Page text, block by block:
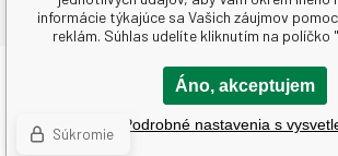
Copyright © 2026 REVILO AUTO
Všetky práva vyhradené.
Created by binargon.cz-Mapa
informácie týkajúce sa Vašich záujmov
reklám. Súhlas udelíte kliknutím na políčko
Áno, akceptujem
Podrobné nastavenia s
Súkromie